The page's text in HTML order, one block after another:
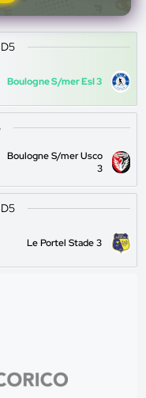
Boulogne S/mer Esl 3
Boulogne S/mer Usco
3
Le Portel Stade 3